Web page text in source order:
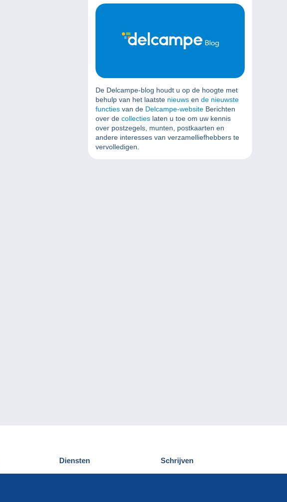
De Delcampe-blog houdt u op de hoogte met
behulp van het laatste nieuws en de nieuwste
functies van de Delcampe-website Berichten
over de collecties laten u toe om uw kennis
over postzegels, munten, postkaarten en
andere interesses van verzamelliefhebbers te
vervolledigen.
Diensten
Delcampe ontdekken
Schrijven